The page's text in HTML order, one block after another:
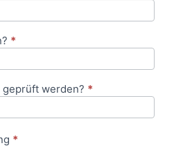
*
werden? *
*